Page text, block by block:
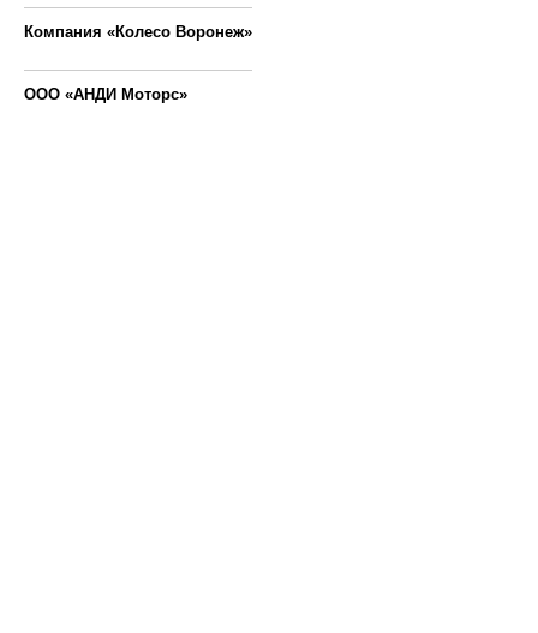
Компания «Колесо Воронеж»
ООО «АНДИ Моторс»